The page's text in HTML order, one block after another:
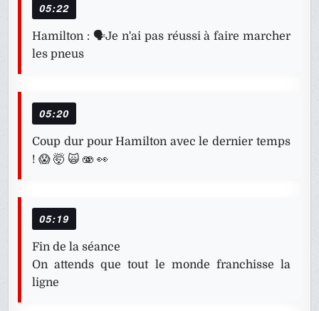
05:22
Hamilton : 🗣️Je n'ai pas réussi à faire marcher
les pneus
05:20
Coup dur pour Hamilton avec le dernier temps
! 😱 🤯 🙀 🫨 👀
05:19
Fin de la séance
On attends que tout le monde franchisse la
ligne